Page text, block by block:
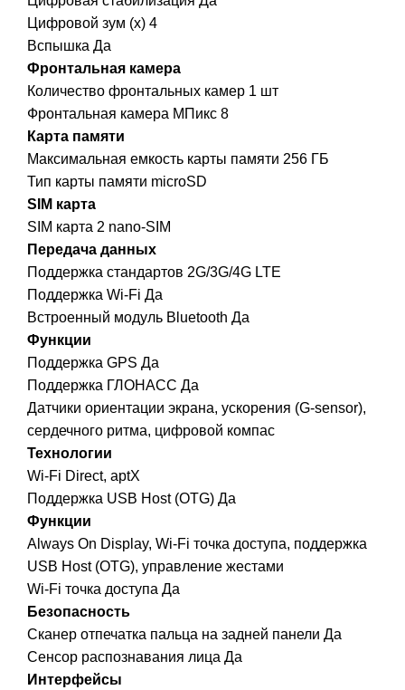
Цифровой зум (x) 4
Вспышка Да
Фронтальная камера
Количество фронтальных камер 1 шт
Фронтальная камера МПикс 8
Карта памяти
Максимальная емкость карты памяти 256 ГБ
Тип карты памяти microSD
SIM карта
SIM карта 2 nano-SIM
Передача данных
Поддержка стандартов 2G/3G/4G LTE
Поддержка Wi-Fi Да
Встроенный модуль Bluetooth Да
Функции
Поддержка GPS Да
Поддержка ГЛОНАСС Да
Датчики ориентации экрана, ускорения (G-sensor),
сердечного ритма, цифровой компас
Технологии
Wi-Fi Direct, aptX
Поддержка USB Host (OTG) Да
Функции
Always On Display, Wi-Fi точка доступа, поддержка
USB Host (OTG), управление жестами
Wi-Fi точка доступа Да
Безопасность
Сканер отпечатка пальца на задней панели Да
Сенсор распознавания лица Да
Интерфейсы